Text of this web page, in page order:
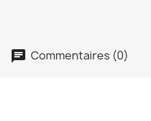
Commentaires (0)